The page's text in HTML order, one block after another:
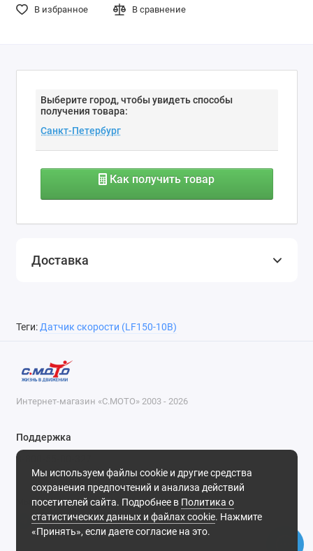
В избранное В сравнение
Выберите город, чтобы увидеть способы
получения товара:
Как получить товар
Доставка
Теги:Датчик скорости (LF150-10B)
Мы используем файлы cookie и другие средства
сохранения предпочтений и анализа действий
посетителей сайта. Подробнее в Политика о
статистических данных и файлах cookie. Нажмите
«Принять», если даете согласие на это.
Интернет-магазин «С.МОТО» 2003 - 2026
Поддержка
8-800-55-00-327
Будни, с 09-30 до 18-30
Мы в сети